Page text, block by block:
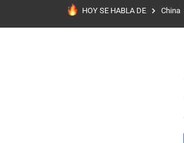
HOY SE HABLA DE China